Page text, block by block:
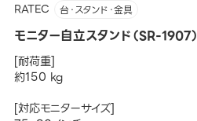
RATEC 台・スタンド・金具
モニター自立スタンド（SR-1907）
[耐荷重]
約150 kg
[対応モニターサイズ]